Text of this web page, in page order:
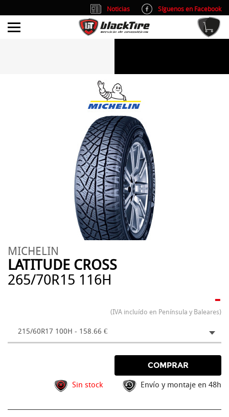
MICHELIN
LATITUDE CROSS
265/70R15 116H
-
(IVA incluído en Península y Baleares)
215/60R17 100H - 158.66 €
COMPRAR
Sin stock Envío y montaje en 48h
Noticias
Síguenos en Facebook
info@blacktire.es
Atención al cliente: L/V 9:00-14:00 y 15:00-19:00